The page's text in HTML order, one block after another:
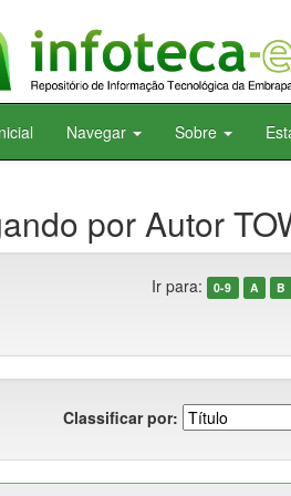
Navegar Sobre
por Autor
Ir para: 0-9 A B
Classificar por: